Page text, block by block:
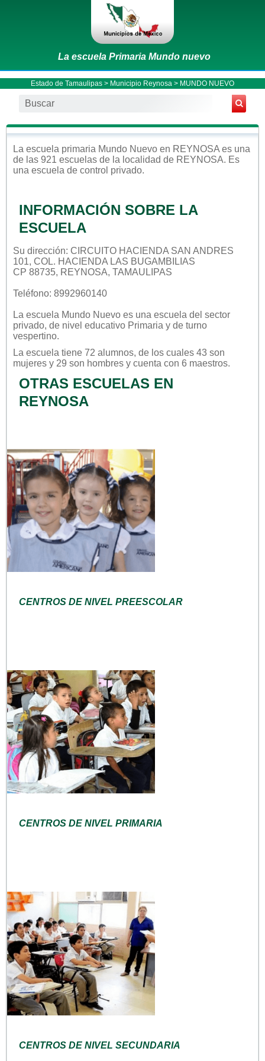
La escuela Primaria Mundo nuevo
Estado de Tamaulipas > Municipio Reynosa > MUNDO NUEVO
La escuela primaria Mundo Nuevo en REYNOSA es una
de las 921 escuelas de la localidad de REYNOSA. Es
una escuela de control privado.
INFORMACIÓN SOBRE LA
ESCUELA
Su dirección: CIRCUITO HACIENDA SAN ANDRES
101, COL. HACIENDA LAS BUGAMBILIAS
CP 88735, REYNOSA, TAMAULIPAS
Teléfono: 8992960140
La escuela Mundo Nuevo es una escuela del sector
privado, de nivel educativo Primaria y de turno
vespertino.
La escuela tiene 72 alumnos, de los cuales 43 son
mujeres y 29 son hombres y cuenta con 6 maestros.
OTRAS ESCUELAS EN
REYNOSA
CENTROS DE NIVEL PREESCOLAR
CENTROS DE NIVEL PRIMARIA
CENTROS DE NIVEL SECUNDARIA